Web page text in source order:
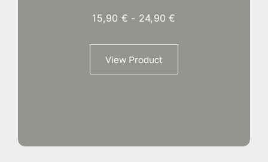
15,90 € - 24,90€
View Product